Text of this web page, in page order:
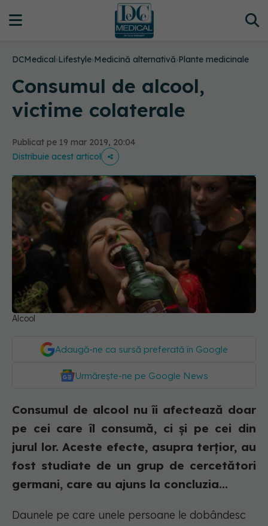
DCMedical›Lifestyle›Medicină alternativă›Plante medicinale
Consumul de alcool,
victime colaterale
Publicat pe 19 mar 2019, 20:04
Distribuie acest articol
Alcool
Adaugă-ne ca sursă preferată în Google
Urmărește-ne pe Google News
Consumul de alcool nu îi afectează doar
pe cei care îl consumă, ci și pe cei din
jurul lor. Aceste efecte, asupra terțior, au
fost studiate de un grup de cercetători
germani, care au ajuns la concluzia...
Daunele pe care unele persoane le dobândesc